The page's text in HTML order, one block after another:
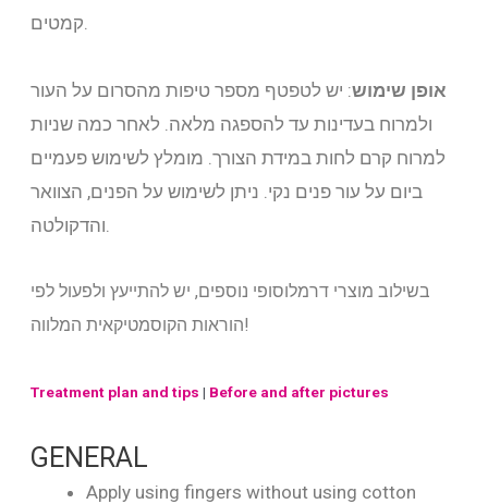
אופן שימוש: יש לטפטף מספר טיפות מהסרום על העור
ולמרוח בעדינות עד להספגה מלאה. לאחר כמה שניות
למרוח קרם לחות במידת הצורך. מומלץ לשימוש פעמיים
ביום על עור פנים נקי. ניתן לשימוש על הפנים, הצוואר
בשילוב מוצרי דרמלוסופי נוספים, יש להתייעץ ולפעול לפי
הוראות הקוסמטיקאית המלווה!
Treatment plan and tips | Before and after pictures
GENERAL
Apply using fingers without using cotton